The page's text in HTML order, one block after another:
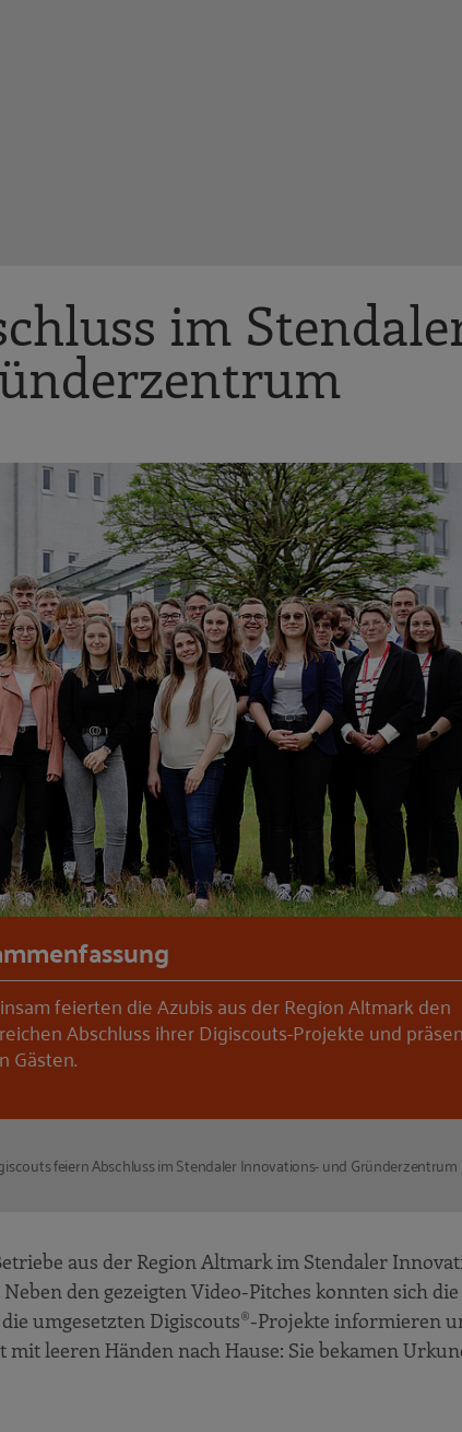
im
feierten die Azubis aus der Region Altmark den
Abschluss ihrer Digiscouts-Projekte und
Gästen.
feiern Abschluss im Stendaler Innovations- und Gründerzentrum
aus der Region Altmark im Stendaler
den gezeigten Video-Pitches konnten sich die
umgesetzten Digiscouts®-Projekte informieren
leeren Händen nach Hause: Sie bekamen